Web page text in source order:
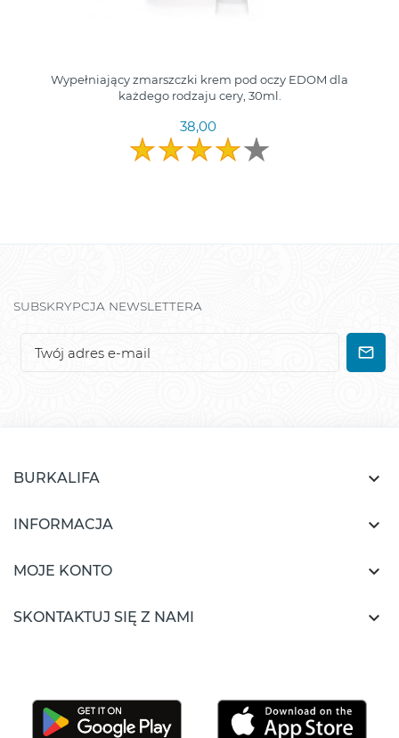
Wypełniający zmarszczki krem pod oczy EDOM dla
każdego rodzaju cery, 30ml.
38,00
SUBSKRYPCJA NEWSLETTERA
BURKALIFA 
INFORMACJA 
MOJE KONTO 
SKONTAKTUJ SIĘ Z NAMI 